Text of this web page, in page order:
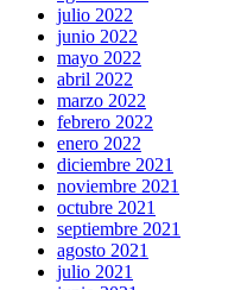
julio 2022
junio 2022
mayo 2022
abril 2022
marzo 2022
febrero 2022
enero 2022
diciembre 2021
noviembre 2021
octubre 2021
septiembre 2021
agosto 2021
julio 2021